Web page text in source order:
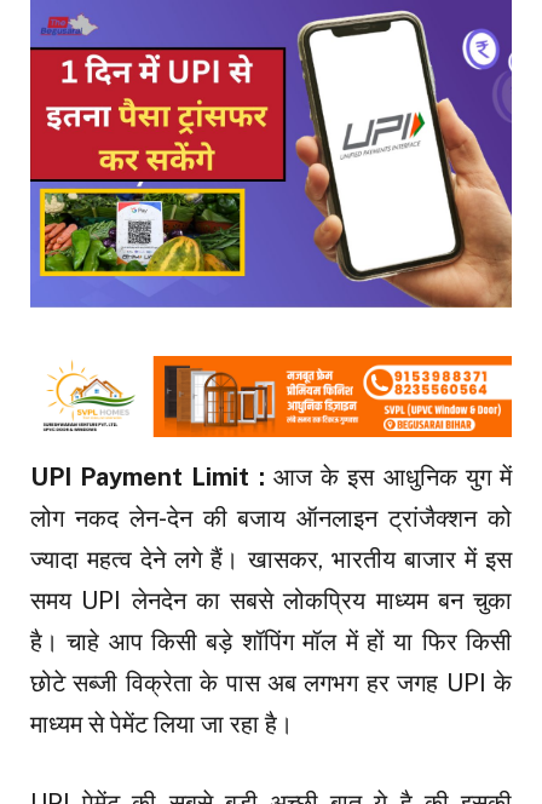
UPI Payment Limit : आज के इस आधुनिक युग में
लोग नकद लेन-देन की बजाय ऑनलाइन ट्रांजैक्शन को
ज्यादा महत्व देने लगे हैं। खासकर, भारतीय बाजार में इस
समय UPI लेनदेन का सबसे लोकप्रिय माध्यम बन चुका
है। चाहे आप किसी बड़े शॉपिंग मॉल में हों या फिर किसी
छोटे सब्जी विक्रेता के पास अब लगभग हर जगह UPI के
माध्यम से पेमेंट लिया जा रहा है।